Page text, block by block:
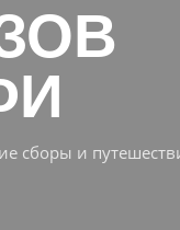
сборы и